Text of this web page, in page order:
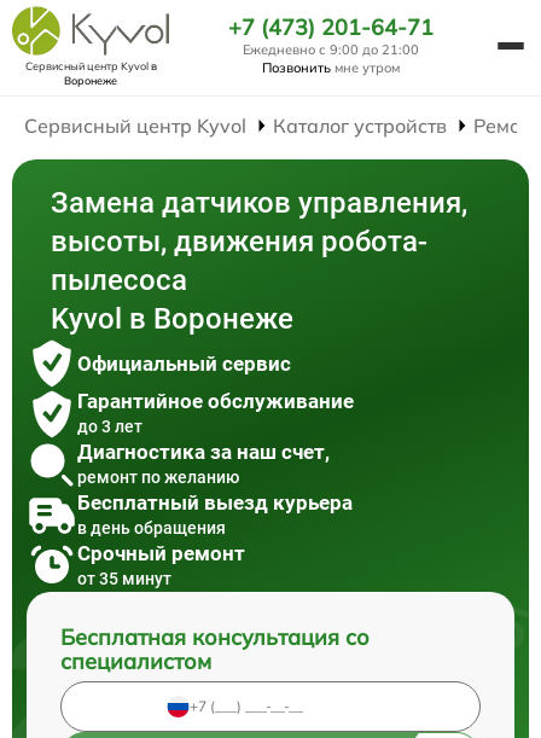
Сервисный центр Kyvolв
Воронеже
+7 (473) 201-64-71
Ежедневно с 9:00 до 21:00
Позвонить мне утром
Сервисный центр Kyvol Каталог устройств
Замена датчиков управления,
высоты, движения робота-
пылесоса
Kyvol в Воронеже
Официальный сервис
Гарантийное обслуживание
до 3 лет
Диагностика за наш счет,
ремонт по желанию
Бесплатный выезд курьера
в день обращения
Срочный ремонт
от 35 минут
Бесплатная консультация со
специалистом